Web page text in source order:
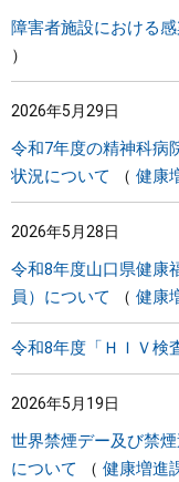
障害者施設における
2026年5月29日
令和7年度の精神科病
状況について
健康
2026年5月28日
令和8年度山口県健康
員）について
健康
令和8年度「ＨＩＶ検
2026年5月19日
世界禁煙デー及び禁
について
健康増進